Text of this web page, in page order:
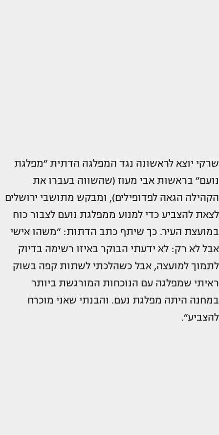
שרקי יוצא לראשונה נגד המפלגה הדתית ״מפלגת
נועם״ בראשות אבי מעוז (שהשווה בעברו את
הקהילה הגאה לפדופילים), ומבקש מתושבי ירושלים
לצאת להצביע כדי למנוע ממפלגת נועם לצבור כוח
במועצת העיר. כך שיתף כתב הדתות: ״משהו אישי
אבל לא רק: לא ידעתי הבוקר באיזו רשימה בדיוק
לתמוך למועצה, אבל כשהלכתי לשתות קפה בשוק
ראיתי שמפלגה עם הנוכחות המורגשת ביותר
במחנה היתה מפלגת נעם. והבנתי שאני מוכרח
להצביע״.